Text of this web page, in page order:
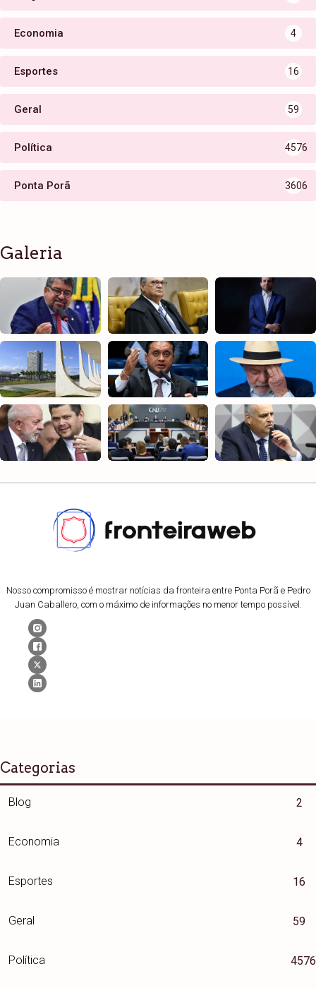
Economia 4
Esportes 16
Geral 59
Política 4576
Ponta Porã 3606
Galeria
Nosso compromisso é mostrar notícias da fronteira entre Ponta Porã e Pedro
Juan Caballero, com o máximo de informações no menor tempo possível.
Categorias
Blog 2
Economia 4
Esportes 16
Geral 59
Política 4576